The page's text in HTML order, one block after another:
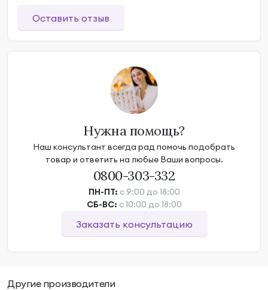
Оставить отзыв
Нужна помощь?
Наш консультант всегда рад помочь подобрать
товар и ответить на любые Ваши вопросы.
0800-303-332
ПН-ПТ: с 9:00 до 18:00
СБ-ВС: с 10:00 до 18:00
Заказать консультацию
Другие производители